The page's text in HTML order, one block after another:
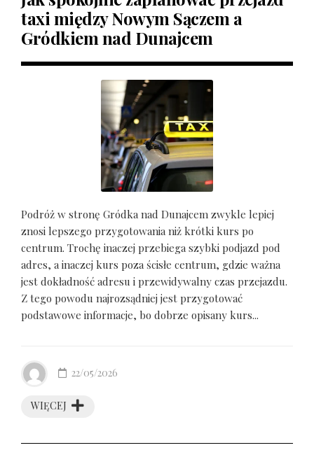
taxi między Nowym Sączem a
Gródkiem nad Dunajcem
Podróż w stronę Gródka nad Dunajcem zwykle lepiej
znosi lepszego przygotowania niż krótki kurs po
centrum. Trochę inaczej przebiega szybki podjazd pod
adres, a inaczej kurs poza ścisłe centrum, gdzie ważna
jest dokładność adresu i przewidywalny czas przejazdu.
Z tego powodu najrozsądniej jest przygotować
podstawowe informacje, bo dobrze opisany kurs...
WIĘCEJ
22/05/2026